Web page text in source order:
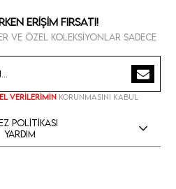
Erişim Fırsatı!
ve özel koleksiyonlar sadece
verilerimin korunmasını kabul
Politikası
Yardım